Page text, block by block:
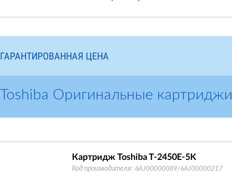
ГАРАНТИРОВАННАЯ ЦЕНА
Toshiba Оригинальные картриджи
Картридж Toshiba T-2450E-5K
Код производителя: 6AJ00000089/6AJ00000217